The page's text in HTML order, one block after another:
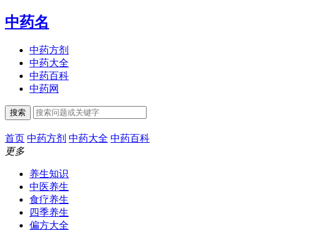
中药名
中药方剂
中药大全
中药百科
中药网
搜索
首页 中药方剂 中药大全 中药百科
更多
养生知识
中医养生
食疗养生
四季养生
偏方大全